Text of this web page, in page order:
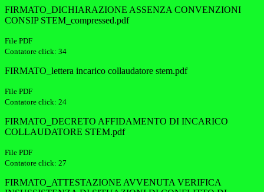
FIRMATO_DICHIARAZIONE ASSENZA CONVENZIONI
CONSIP STEM_compressed.pdf
File PDF
Contatore click: 34
FIRMATO_lettera incarico collaudatore stem.pdf
File PDF
Contatore click: 24
FIRMATO_DECRETO AFFIDAMENTO DI INCARICO
COLLAUDATORE STEM.pdf
File PDF
Contatore click: 27
FIRMATO_ATTESTAZIONE AVVENUTA VERIFICA